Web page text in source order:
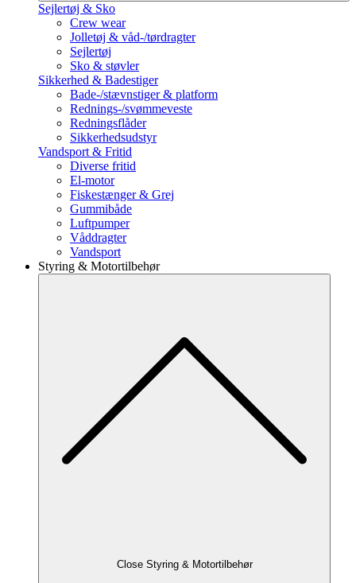
Sejlertøj & Sko
Crew wear
Jolletøj & våd-/tørdragter
Sejlertøj
Sko & støvler
Sikkerhed & Badestiger
Bade-/stævnstiger & platform
Rednings-/svømmeveste
Redningsflåder
Sikkerhedsudstyr
Vandsport & Fritid
Diverse fritid
El-motor
Fiskestænger & Grej
Gummibåde
Luftpumper
Våddragter
Vandsport
Styring & Motortilbehør
Close Styring & Motortilbehør